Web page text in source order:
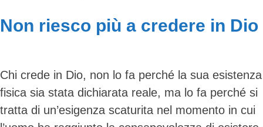
content
Non riesco più a credere in Dio
Chi crede in Dio, non lo fa perché la sua esistenza
fisica sia stata dichiarata reale, ma lo fa perché si
tratta di un’esigenza scaturita nel momento in cui